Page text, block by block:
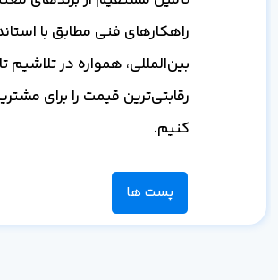
راهکارهای فنی مطابق با
بین‌المللی، همواره در تلاشیم
رقابتی‌ترین قیمت را برای
کنیم.
پست ها